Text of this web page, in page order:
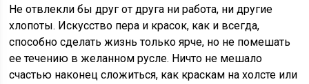
Не отвлекли бы друг от друга ни работа, ни другие
хлопоты. Искусство пера и красок, как и всегда,
способно сделать жизнь только ярче, но не помешать
ее течению в желанном русле. Ничто не мешало
счастью наконец сложиться, как краскам на холсте или